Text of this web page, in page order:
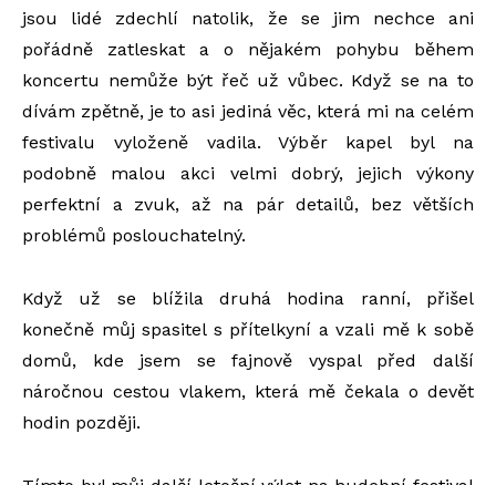
jsou lidé zdechlí natolik, že se jim nechce ani
pořádně zatleskat a o nějakém pohybu během
koncertu nemůže být řeč už vůbec. Když se na to
dívám zpětně, je to asi jediná věc, která mi na celém
festivalu vyloženě vadila. Výběr kapel byl na
podobně malou akci velmi dobrý, jejich výkony
perfektní a zvuk, až na pár detailů, bez větších
problémů poslouchatelný.
Když už se blížila druhá hodina ranní, přišel
konečně můj spasitel s přítelkyní a vzali mě k sobě
domů, kde jsem se fajnově vyspal před další
náročnou cestou vlakem, která mě čekala o devět
hodin později.